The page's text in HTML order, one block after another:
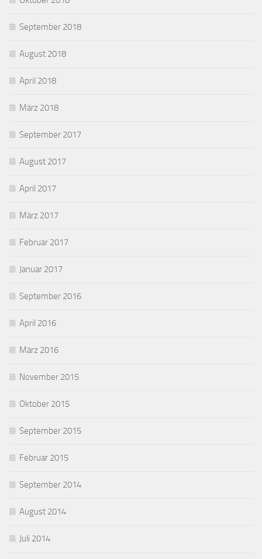
September 2018
August 2018
April 2018
März 2018
September 2017
August 2017
April 2017
März 2017
Februar 2017
Januar 2017
September 2016
April 2016
März 2016
November 2015
Oktober 2015
September 2015
Februar 2015
September 2014
August 2014
Juli 2014